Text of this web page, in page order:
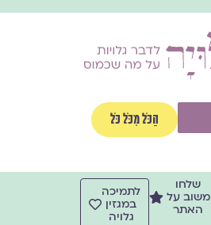
הַכֹּל מִכֹּל כֹּל
שלחו
משוב על
האתר
לתמיכה
במגזין
גלויה